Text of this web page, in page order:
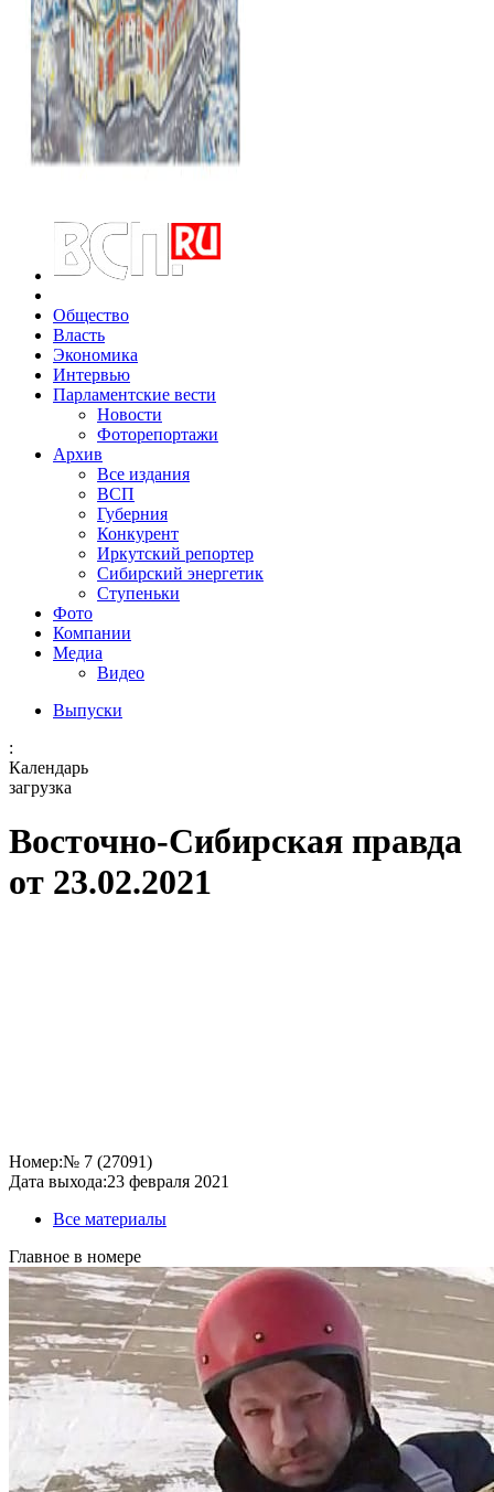
Общество
Власть
Экономика
Интервью
Парламентские вести
Новости
Фоторепортажи
Архив
Все издания
ВСП
Губерния
Конкурент
Иркутский репортер
Сибирский энергетик
Ступеньки
Фото
Компании
Медиа
Видео
Выпуски
:
Календарь
загрузка
Восточно-Сибирская правда
от 23.02.2021
Номер:№ 7 (27091)
Дата выхода:23 февраля 2021
Все материалы
Главное в номере